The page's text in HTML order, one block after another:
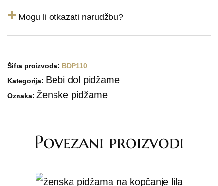
+ Mogu li otkazati narudžbu?
Šifra proizvoda: BDP110
Kategorija: Bebi dol pidžame
Oznaka: Ženske pidžame
Povezani proizvodi